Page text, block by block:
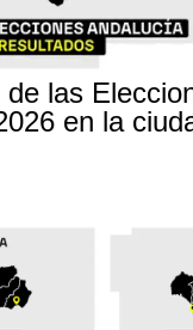
de las
en la